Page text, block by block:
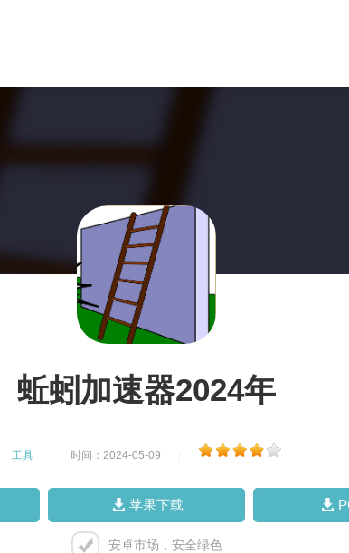
蚯蚓加速器2024年
工具 时间：2024-05-09
苹果下载
安卓市场，安全绿色